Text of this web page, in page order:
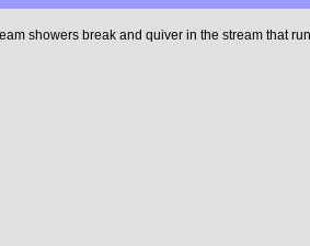
showers break and quiver in the stream that